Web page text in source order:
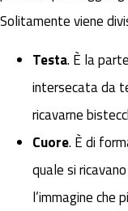
Solitamente viene
Testa. È la
intersecata da
ricavarne
Cuore. È di
quale si
l’immagine che